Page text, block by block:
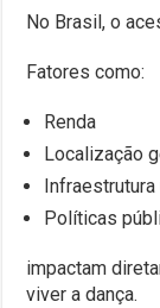
No Brasil, o
Fatores como:
Renda
Localização
Infraestrutura
Políticas
impactam
viver a dança.